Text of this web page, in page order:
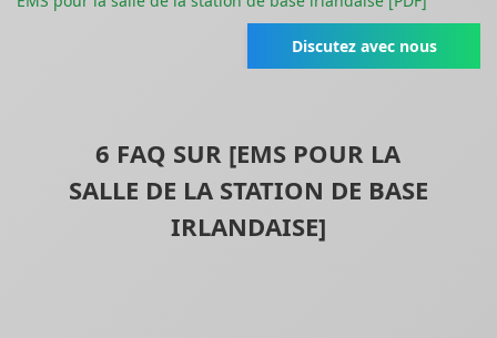
Discutez avec nous
6 FAQ SUR [EMS POUR LA
SALLE DE LA STATION DE BASE
IRLANDAISE]